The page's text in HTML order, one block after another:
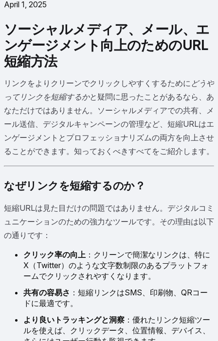
April 1, 2025
ソーシャルメディア、メール、エ
ンゲージメント向上のためのURL
短縮方法
リンクをよりクリーンでクリックしやすくするためにどうや
ってリンクを短縮するかと疑問に思ったことがあるなら、あ
なただけではありません。ソーシャルメディアでの共有、メ
ール送信、デジタルキャンペーンの管理など、短縮URLはエ
ンゲージメントとプロフェッショナリズムの両方を向上させ
ることができます。知っておくべきすべてをご紹介します。
なぜリンクを短縮するのか？
短縮URLは見た目だけの問題ではありません。デジタルコミ
ュニケーションのための強力なツールです。その理由は以下
の通りです：
クリック率の向上 ：クリーンで簡潔なリンクは、特に
X（Twitter）のような文字数制限のあるプラットフォ
ームでクリックされやすくなります。
共有の容易さ ：短縮リンクはSMS、印刷物、QRコー
ドに最適です。
より良いトラッキングと洞察 ：優れたリンク短縮ツー
ルを使えば、クリックデータ、位置情報、デバイス、